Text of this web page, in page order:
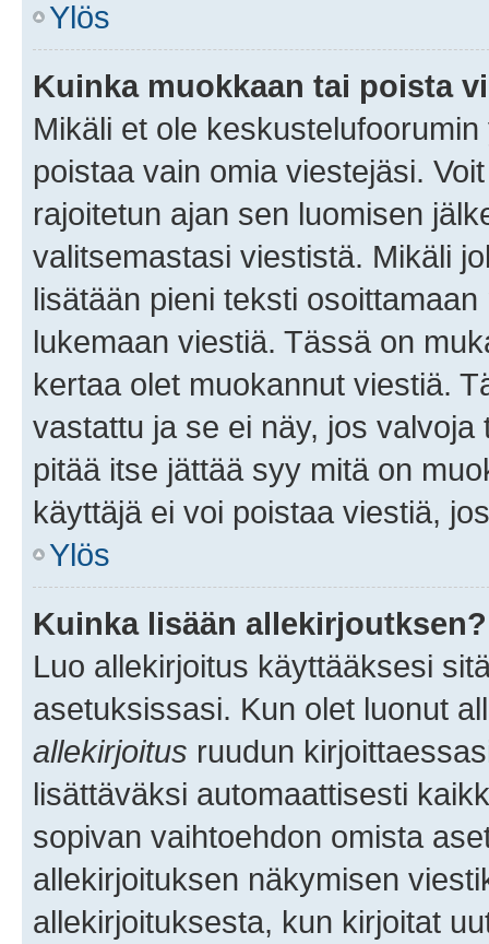
Ylös
Kuinka muokkaan tai poista
Mikäli et ole
poistaa vain omia viestejäsi.
rajoitetun ajan sen luomisen
valitsemastasi viestistä. Mikäli
lisätään pieni teksti
lukemaan viestiä. Tässä on
kertaa olet muokannut viestiä.
vastattu ja se ei näy, jos
pitää itse jättää syy mitä on
käyttäjä ei voi poistaa viestiä,
Ylös
Kuinka lisään allekirjoutksen?
Luo allekirjoitus käyttääksesi
asetuksissasi. Kun olet luonut
allekirjoitus ruudun
lisättäväksi automaattisesti
sopivan vaihtoehdon omista
allekirjoituksen näkymisen
allekirjoituksesta, kun kirjoitat